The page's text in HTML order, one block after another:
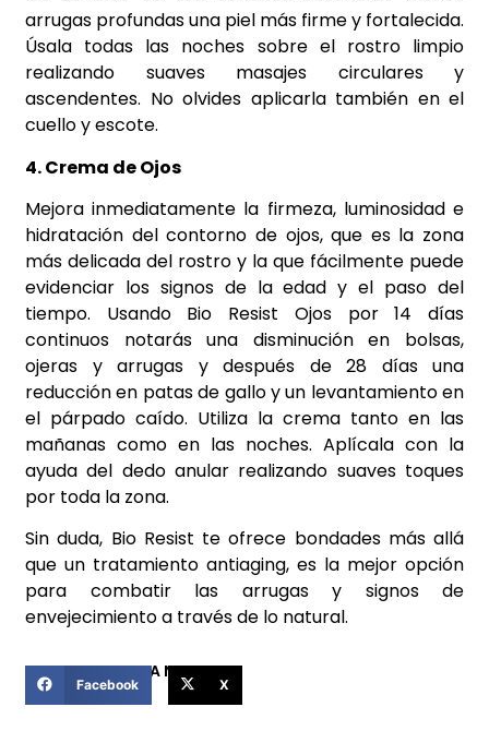
arrugas profundas una piel más firme y fortalecida.
Úsala todas las noches sobre el rostro limpio
realizando suaves masajes circulares y
ascendentes. No olvides aplicarla también en el
cuello y escote.
4. Crema de Ojos
Mejora inmediatamente la firmeza, luminosidad e
hidratación del contorno de ojos, que es la zona
más delicada del rostro y la que fácilmente puede
evidenciar los signos de la edad y el paso del
tiempo. Usando Bio Resist Ojos por 14 días
continuos notarás una disminución en bolsas,
ojeras y arrugas y después de 28 días una
reducción en patas de gallo y un levantamiento en
el párpado caído. Utiliza la crema tanto en las
mañanas como en las noches. Aplícala con la
ayuda del dedo anular realizando suaves toques
por toda la zona.
Sin duda, Bio Resist te ofrece bondades más allá
que un tratamiento antiaging, es la mejor opción
para combatir las arrugas y signos de
envejecimiento a través de lo natural.
COMPARTIR ESTA NOTICIA
Facebook X